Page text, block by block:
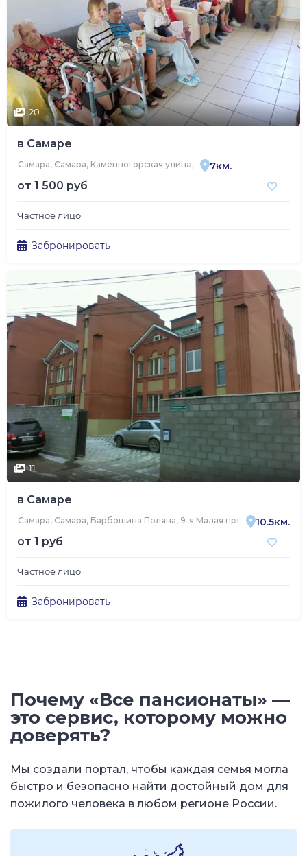
20
в Самаре
Самара, Самара, Каменногорская улица, 6 7км.
от 1 500 руб
Частное лицо
Забронировать
11
в Самаре
Самара, Самара, Барбошина Поляна, 9-я Малая просека, 70
10.5км.
от 1 руб
Частное лицо
Забронировать
Почему «Все пансионаты» —
это сервис, которому можно
доверять?
Мы создали портал, чтобы каждая семья могла
быстро и безопасно найти достойный дом для
пожилого человека в любом регионе России.